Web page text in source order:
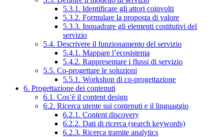
5.3.1. Identificare gli attori coinvolti
5.3.2. Formulare la proposta di valore
5.3.3. Inquadrare gli elementi costitutivi del
servizio
5.4. Descrivere il funzionamento del servizio
5.4.1. Mappare l’ecosistema
5.4.2. Rappresentare i flussi di servizio
5.5. Co-progettare le soluzioni
5.5.1. Workshop di co-progettazione
6. Progettazione dei contenuti
6.1. Cos’è il content design
6.2. Ricerca utente sui contenuti e il linguaggio
6.2.1. Content discovery
6.2.2. Dati di ricerca (search keywords)
6.2.3. Ricerca tramite analytics